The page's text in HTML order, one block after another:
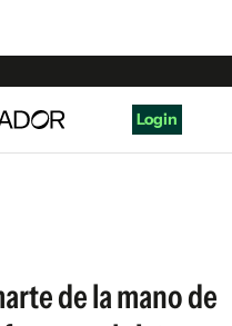
Login
de la mano de